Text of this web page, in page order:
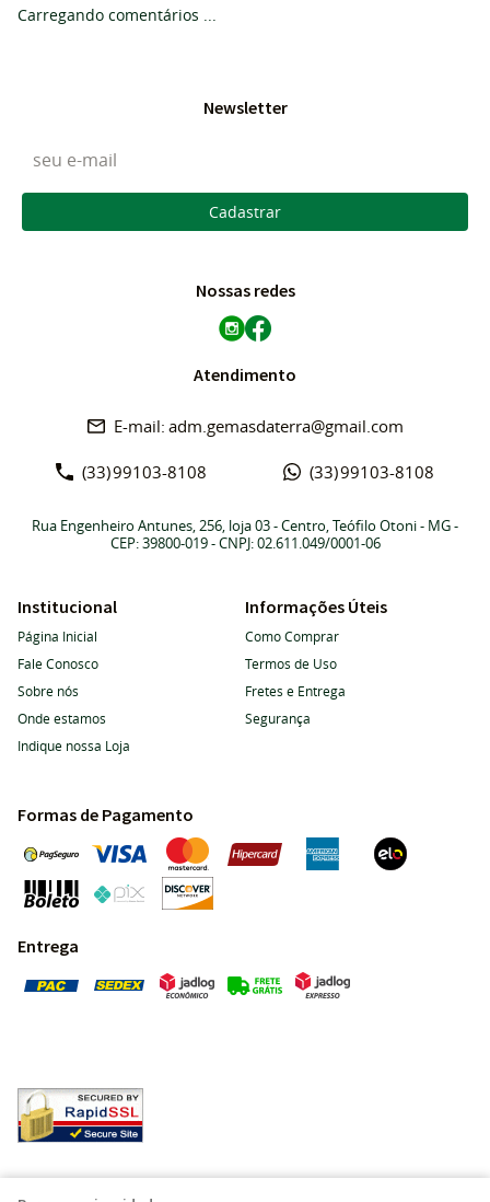
Carregando comentários ...
Newsletter
Cadastrar
Nossas redes
Atendimento
(33)99103-8108 (33)99103-8108
adm.gemasdaterra@gmail.com
Rua Engenheiro Antunes, 256, loja 03-Centro, Teófilo Otoni- MG-
CEP: 39800-019- CNPJ: 02.611.049/0001-06
Institucional
Página Inicial
Fale Conosco
Sobre nós
Onde estamos
Indique nossa Loja
Informações Úteis
Como Comprar
Termos de Uso
Fretes e Entrega
Segurança
Formas de Pagamento
Entrega